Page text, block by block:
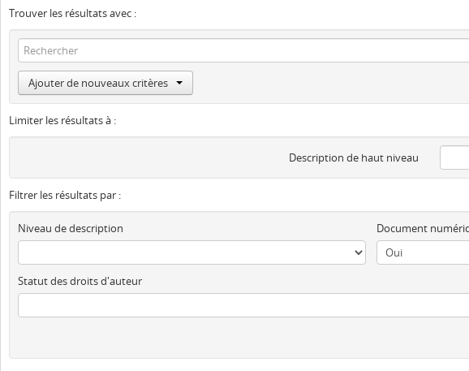
Trouver les résultats avec :
Ajouter de nouveaux critères
Limiter les résultats à :
Description de haut niveau
Filtrer les résultats par :
Niveau de description Document
Statut des droits d'auteur